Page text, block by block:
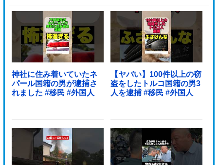
神社に住み着いていたネ
パール国籍の男が逮捕さ
れました #移民 #外国人
【ヤバい】100件以上の窃
盗をしたトルコ国籍の男3
人を逮捕 #移民 #外国人